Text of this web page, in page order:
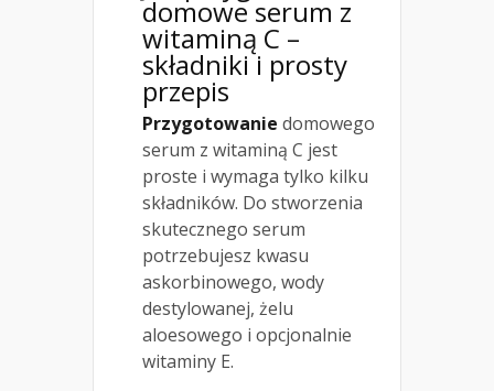
domowe serum z
witaminą C –
składniki i prosty
przepis
Przygotowanie domowego
serum z witaminą C jest
proste i wymaga tylko kilku
składników. Do stworzenia
skutecznego serum
potrzebujesz kwasu
askorbinowego, wody
destylowanej, żelu
aloesowego i opcjonalnie
witaminy E.